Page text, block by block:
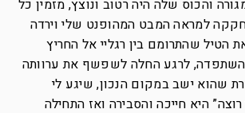
והכוס שלה היה רטוב ונוצץ, מזמין כל
למראה המבט המהופנט שלי וירדה
הטיל שהתרומם בין רגליי אל החריץ
השתפדה, לרגע החלה לשפשף את ערוותה
שהוא ישב במקום הנכון, שיגע לי
היא חייכה והסבירה ואז התחילה